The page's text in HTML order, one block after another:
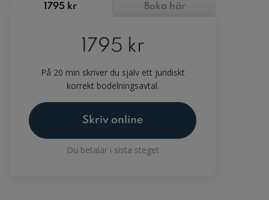
1795 kr
Boka här
1795 kr
På 20 min skriver du själv ett juridiskt
korrekt bodelningsavtal.
Skriv online
Du betalar i sista steget